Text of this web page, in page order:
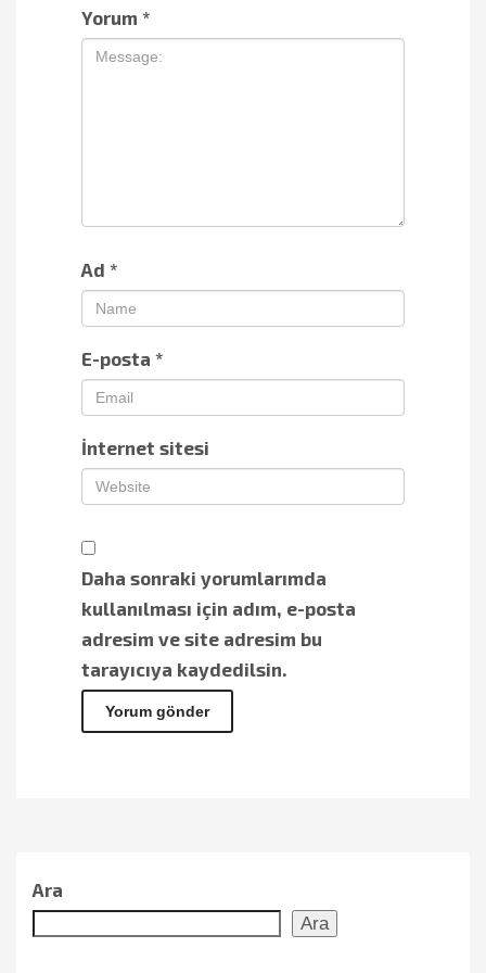
Yorum *
Ad *
E-posta *
İnternet sitesi
Daha sonraki yorumlarımda
kullanılması için adım, e-posta
adresim ve site adresim bu
tarayıcıya kaydedilsin.
Ara
Ara